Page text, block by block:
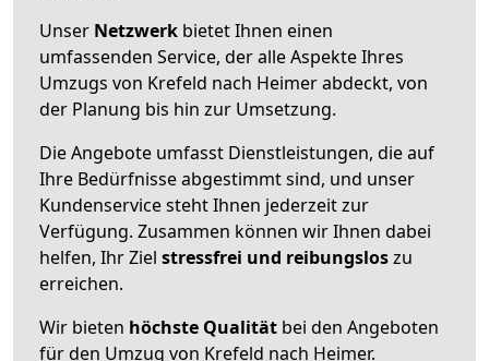
Unser Netzwerk bietet Ihnen einen
umfassenden Service, der alle Aspekte Ihres
Umzugs von Krefeld nach Heimer abdeckt, von
der Planung bis hin zur Umsetzung.
Die Angebote umfasst Dienstleistungen, die auf
Ihre Bedürfnisse abgestimmt sind, und unser
Kundenservice steht Ihnen jederzeit zur
Verfügung. Zusammen können wir Ihnen dabei
helfen, Ihr Ziel stressfrei und reibungsloszu
erreichen.
Wir bieten höchste Qualität bei den Angeboten
für den Umzug von Krefeld nach Heimer.